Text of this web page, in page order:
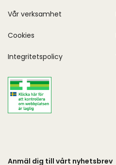
Vår verksamhet
Cookies
Integritetspolicy
Anmäl dig till vårt nyhetsbrev